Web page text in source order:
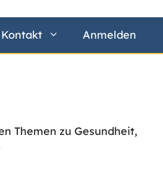
Kontakt Anmelden
Themen zu Gesundheit,